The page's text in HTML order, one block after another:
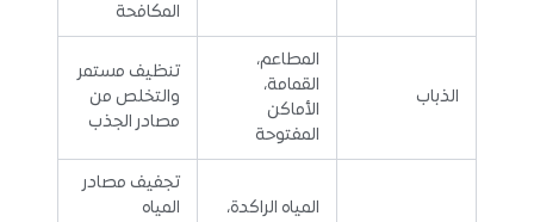
المكافحة
الذباب
المطاعم،
القمامة،
الأماكن
المفتوحة
تنظيف مستمر
والتخلص من
مصادر الجذب
المياه الراكدة،
تجفيف مصادر
المياه